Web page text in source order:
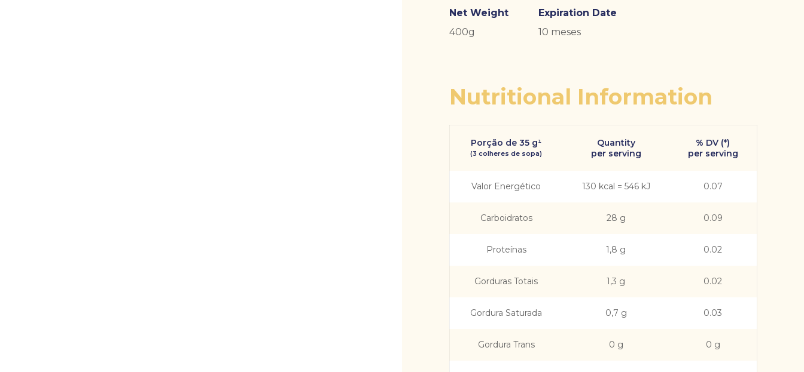
Net Weight
400g
Expiration Date
10 meses
Nutritional Information
Porção de 35 g¹
(3 colheres de sopa)
Quantity
per serving
% DV (*)
per serving
Valor Energético 130 kcal = 546 kJ 0.07
Carboidratos 28 g 0.09
Proteínas 1,8 g 0.02
Gorduras Totais 1,3 g 0.02
Gordura Saturada 0,7 g 0.03
Gordura Trans 0 g 0 g